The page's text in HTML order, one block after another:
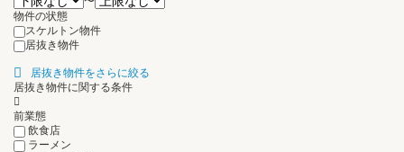
物件の状態
スケルトン物件
居抜き物件
居抜き物件をさらに絞る
居抜き物件に関する条件
前業態
飲食店
ラーメン